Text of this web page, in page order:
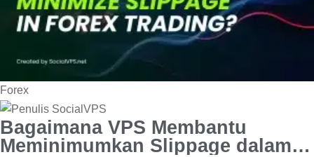
Forex
Bagaimana VPS Membantu
Meminimumkan Slippage dalam